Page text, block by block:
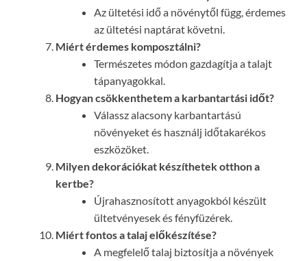
Az ültetési idő a növénytől függ, érdemes
az ültetési naptárat követni.
Miért érdemes komposztálni?
Természetes módon gazdagítja a talajt
tápanyagokkal.
Hogyan csökkenthetem a karbantartási időt?
Válassz alacsony karbantartású
növényeket és használj időtakarékos
eszközöket.
Milyen dekorációkat készíthetek otthon a
kertbe?
Újrahasznosított anyagokból készült
ültetvényesek és fényfüzérek.
Miért fontos a talaj előkészítése?
A megfelelő talaj biztosítja a növények